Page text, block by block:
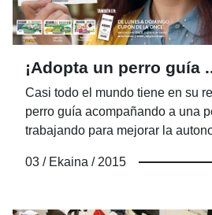
¡Adopta un perro guía
Casi todo el mundo tiene en su
perro guía acompañando a una
trabajando para mejorar la
Pocos sin embargo se preguntan
03 / Ekaina / 2015